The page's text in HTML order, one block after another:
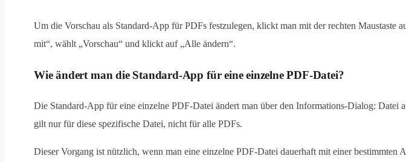
Um die Vorschau als Standard-App für PDFs festzulegen, klickt man mit der rechten
mit“, wählt „Vorschau“ und klickt auf „Alle ändern“.
Wie ändert man die Standard-App für eine einzelne PDF-Datei?
Die Standard-App für eine einzelne PDF-Datei ändert man über den Informations-Dialog:
gilt nur für diese spezifische Datei, nicht für alle PDFs.
Dieser Vorgang ist nützlich, wenn man eine einzelne PDF-Datei dauerhaft mit einer